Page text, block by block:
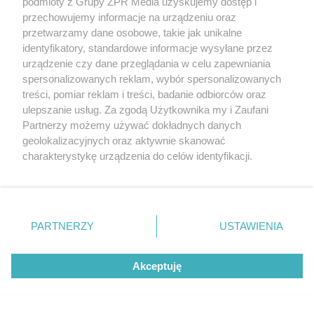
rok zbiory będą obfite
ZOBACZ WIĘCEJ
przechowujemy informacje na urządzeniu oraz
przetwarzamy dane osobowe, takie jak unikalne
identyfikatory, standardowe informacje wysyłane przez
urządzenie czy dane przeglądania w celu zapewniania
spersonalizowanych reklam, wybór spersonalizowanych
treści, pomiar reklam i treści, badanie odbiorców oraz
ulepszanie usług. Za zgodą Użytkownika my i Zaufani
Partnerzy możemy używać dokładnych danych
geolokalizacyjnych oraz aktywnie skanować
charakterystykę urządzenia do celów identyfikacji.
zmienić/wycofać klikając przycisk ustawień prywatności
znajdujący się w lewym dolnym rogu strony
rodzaje przetwarzania danych nie wymagają zgody
użytkownika, ale masz prawo sprzeciwić się takiemu
przetwarzaniu. Preferencje będą miały zastosowanie tylko
PARTNERZY USTAWIENIA
Akceptuję